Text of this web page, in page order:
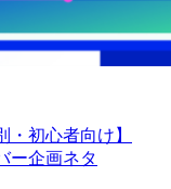
初心者向け】
ー企画ネタ